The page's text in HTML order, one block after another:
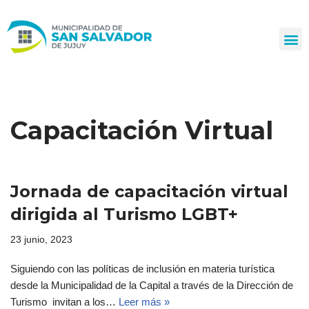
al
Capacitación Virtual
Jornada de capacitación virtual
dirigida al Turismo LGBT+
23 junio, 2023
Siguiendo con las políticas de inclusión en materia turística
desde la Municipalidad de la Capital a través de la Dirección de
Turismo invitan a los… Leer más »